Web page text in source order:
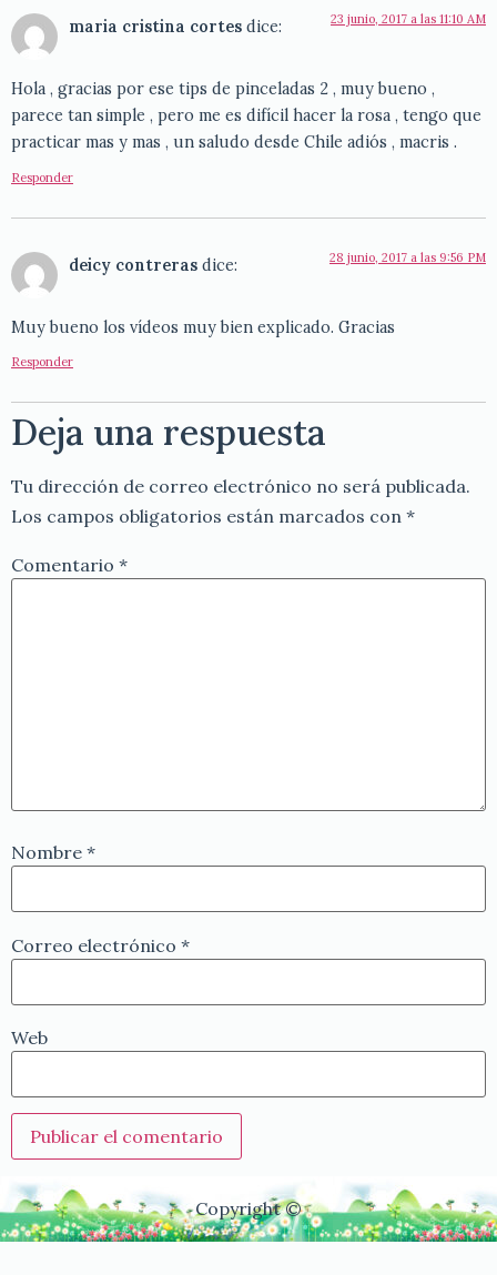
maria cristina cortes dice: 23 junio, 2017 a las 11:10 AM
Hola , gracias por ese tips de pinceladas 2 , muy bueno ,
parece tan simple , pero me es difícil hacer la rosa , tengo que
practicar mas y mas , un saludo desde Chile adiós , macris .
Responder
deicy contreras dice: 28 junio, 2017 a las 9:56 PM
Muy bueno los vídeos muy bien explicado. Gracias
Responder
Deja una respuesta
Tu dirección de correo electrónico no será publicada.
Los campos obligatorios están marcados con *
Comentario *
Nombre *
Correo electrónico *
Web
Copyright ©